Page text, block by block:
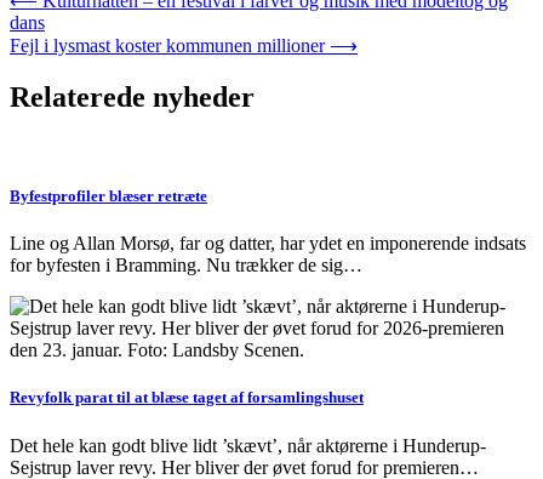
dans
Fejl i lysmast koster kommunen millioner ⟶
Relaterede nyheder
Byfestprofiler blæser retræte
Line og Allan Morsø, far og datter, har ydet en imponerende indsats
for byfesten i Bramming. Nu trækker de sig…
Revyfolk parat til at blæse taget af forsamlingshuset
Det hele kan godt blive lidt ’skævt’, når aktørerne i Hunderup-
Sejstrup laver revy. Her bliver der øvet forud for premieren…